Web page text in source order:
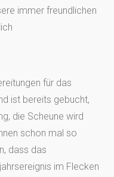
immer freundlichen
für das
ist bereits gebucht,
die Scheune wird
schon mal so
dass das
im Flecken